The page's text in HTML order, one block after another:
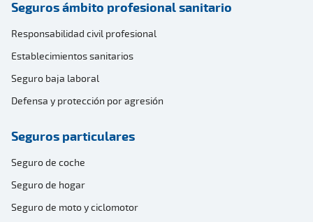
Seguros ámbito profesional sanitario
Responsabilidad civil profesional
Establecimientos sanitarios
Seguro baja laboral
Defensa y protección por agresión
Seguros particulares
Seguro de coche
Seguro de hogar
Seguro de moto y ciclomotor